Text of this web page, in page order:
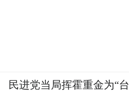
民进党当局挥霍重金为“台